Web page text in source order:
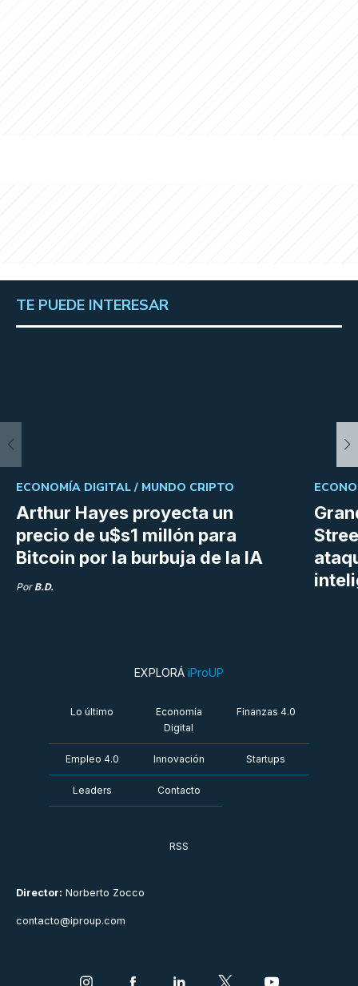
TE PUEDE INTERESAR
Arthur Hayes proyecta un
precio de u$s1 millón para
Bitcoin por la burbuja de la IA
ECONOMÍA DIGITAL / MUNDO CRIPTO
Por B.D.
Director: Norberto Zocco
contacto@iproup.com
EXPLORÁ iProUP
Lo último
Economía
Digital
Finanzas 4.0
Empleo 4.0 Innovación Startups
Leaders Contacto
RSS